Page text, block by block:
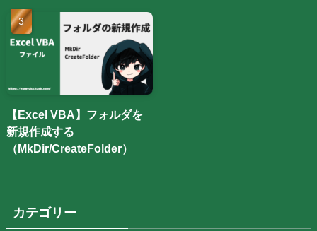
【Excel VBA】フォルダを
新規作成する
（MkDir/CreateFolder）
カテゴリー